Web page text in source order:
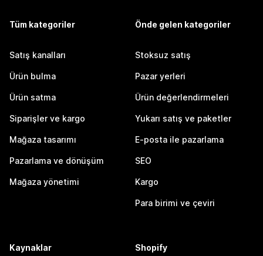
Tüm kategoriler
Satış kanalları
Ürün bulma
Ürün satma
Siparişler ve kargo
Mağaza tasarımı
Pazarlama ve dönüşüm
Mağaza yönetimi
Önde gelen kategoriler
Stoksuz satış
Pazar yerleri
Ürün değerlendirmeleri
Yukarı satış ve paketler
E-posta ile pazarlama
SEO
Kargo
Para birimi ve çeviri
Kaynaklar Shopify